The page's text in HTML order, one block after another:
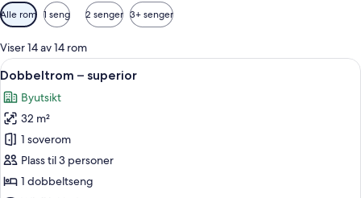
Tilgjengelige
filtre
for
rom
Alle rom 1 seng 2 senger 3+ senger
Viser 14 av 14 rom
Åpne
alle
bildene
av
Dobbeltrom
–
superior
Sengetøy i egyptisk bomull,
5
Dobbeltrom – superior
Byutsikt
32 m²
1 soverom
Plass til 3 personer
1 dobbeltseng